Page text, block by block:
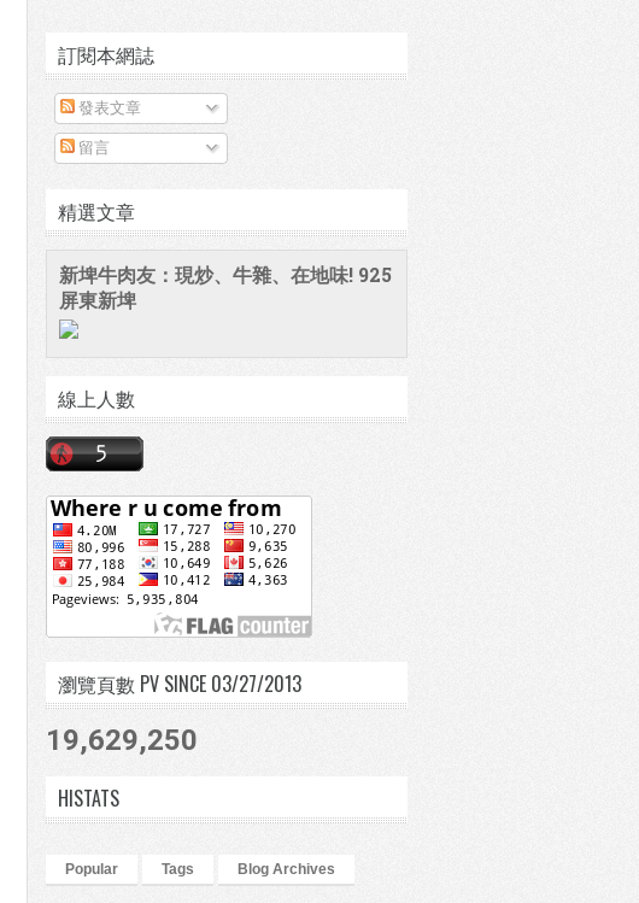
訂閱本網誌
發表文章
留言
精選文章
新埤牛肉友：現炒、牛雜、在地味! 925
屏東新埤
線上人數
瀏覽頁數 PV SINCE 03/27/2013
19,629,250
HISTATS
Popular Tags Blog Archives